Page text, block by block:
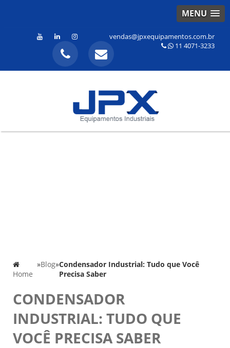
MENU
vendas@jpxequipamentos.com.br
11 4071-3233
Home
»Blog»Condensador Industrial: Tudo que Você
Precisa Saber
CONDENSADOR
INDUSTRIAL: TUDO QUE
VOCÊ PRECISA SABER